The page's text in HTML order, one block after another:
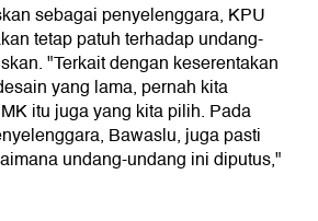
sebagai penyelenggara, KPU
tetap patuh terhadap undang-
"Terkait dengan keserentakan
yang lama, pernah kita
itu juga yang kita pilih. Pada
Bawaslu, juga pasti
undang-undang ini diputus,"